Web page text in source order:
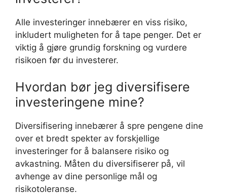
Alle investeringer innebærer en viss risiko,
inkludert muligheten for å tape penger. Det er
viktig å gjøre grundig forskning og vurdere
risikoen før du investerer.
Hvordan bør jeg diversifisere
investeringene mine?
Diversifisering innebærer å spre pengene dine
over et bredt spekter av forskjellige
investeringer for å balansere risiko og
avkastning. Måten du diversifiserer på, vil
avhenge av dine personlige mål og
risikotoleranse.